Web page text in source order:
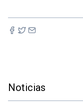
Noticias